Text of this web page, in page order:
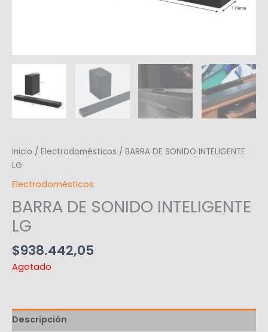
Inicio / Electrodomésticos / BARRA DE SONIDO INTELIGENTE
LG
Electrodomésticos
BARRA DE SONIDO INTELIGENTE
LG
$938.442,05
Agotado
Descripción